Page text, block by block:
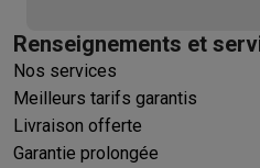
Renseignements et
Nos services
Meilleurs tarifs garantis
Livraison offerte
Garantie prolongée